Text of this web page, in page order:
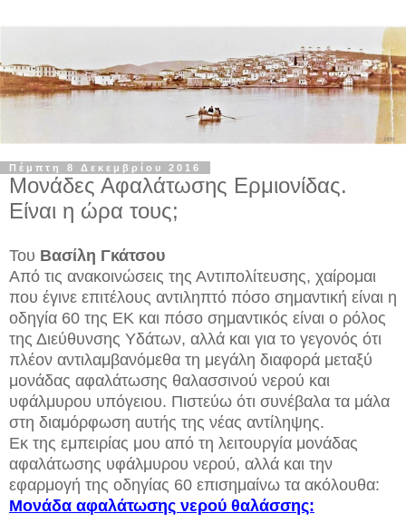
Πέμπτη 8 Δεκεμβρίου 2016
Μονάδες Αφαλάτωσης Ερμιονίδας.
Είναι η ώρα τους;
Του Βασίλη Γκάτσου
Από τις ανακοινώσεις της Αντιπολίτευσης, χαίρομαι
που έγινε επιτέλους αντιληπτό πόσο σημαντική είναι η
οδηγία 60 της ΕΚ και πόσο σημαντικός είναι ο ρόλος
της Διεύθυνσης Υδάτων, αλλά και για το γεγονός ότι
πλέον αντιλαμβανόμεθα τη μεγάλη διαφορά μεταξύ
μονάδας αφαλάτωσης θαλασσινού νερού και
υφάλμυρου υπόγειου. Πιστεύω ότι συνέβαλα τα μάλα
στη διαμόρφωση αυτής της νέας αντίληψης.
Εκ της εμπειρίας μου από τη λειτουργία μονάδας
αφαλάτωσης υφάλμυρου νερού, αλλά και την
εφαρμογή της οδηγίας 60 επισημαίνω τα ακόλουθα:
Μονάδα αφαλάτωσης νερού θαλάσσης: